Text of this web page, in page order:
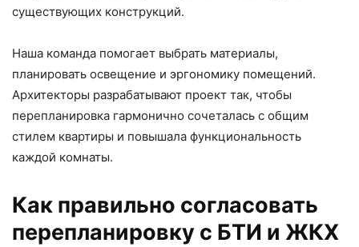
существующих конструкций.
Наша команда помогает выбрать материалы,
планировать освещение и эргономику помещений.
Архитекторы разрабатывают проект так, чтобы
перепланировка гармонично сочеталась с общим
стилем квартиры и повышала функциональность
каждой комнаты.
Как правильно согласовать
перепланировку с БТИ и ЖКХ